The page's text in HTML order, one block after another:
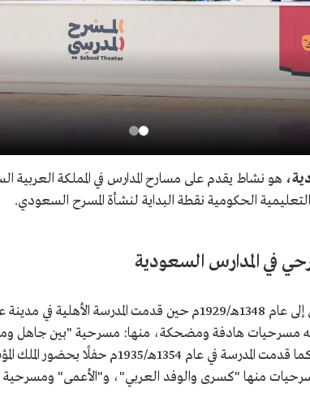
هو نشاط يقدم على مسارح المدارس في المملكة العربية
الحكومية نقطة البداية لنشأة المسرح السعودي.
في المدارس السعودية
ترجع بدايات المسرح المدرسي إلى عام 1348هـ/1929م حين قدمت
مسرحيات هادفة ومضحكة، منها: مسرحية "بين جاهل
فضل العلم على الجهل، كما قدمت المدرسة في
منها "كسرى والوفد العربي"، و"الأعمى" ومسرحية